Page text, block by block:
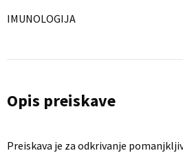
IMUNOLOGIJA
Opis preiskave
Preiskava je za odkrivanje